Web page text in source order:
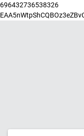
696432736538326